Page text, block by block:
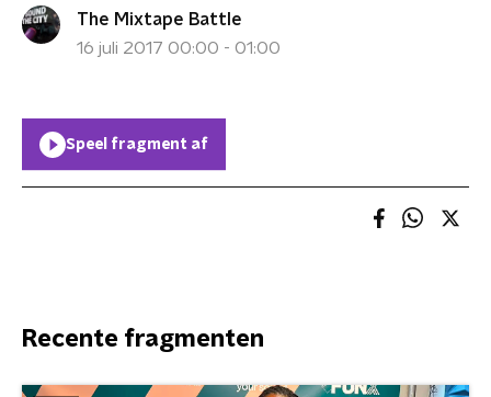
The Mixtape Battle
16 juli 2017 00:00 - 01:00
Speel fragment af
Recente fragmenten